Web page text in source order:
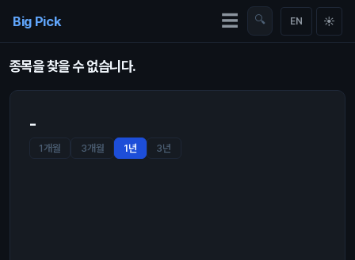
Big Pick ☰ 🔍 EN ☀
종목을 찾을 수 없습니다.
-
1개월 3개월 1년 3년